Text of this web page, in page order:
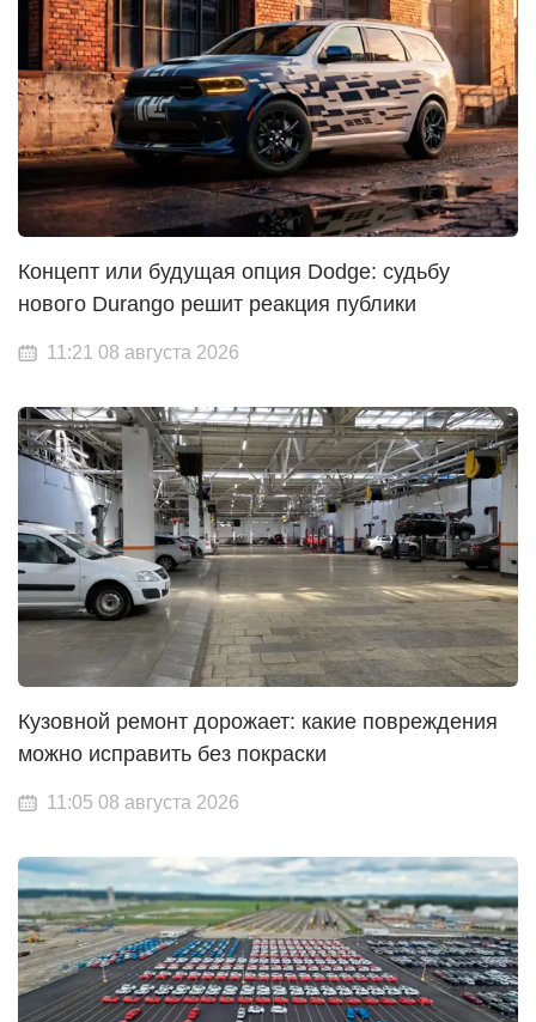
Концепт или будущая опция Dodge: судьбу
нового Durango решит реакция публики
11:21 08 августа 2026
Кузовной ремонт дорожает: какие повреждения
можно исправить без покраски
11:05 08 августа 2026